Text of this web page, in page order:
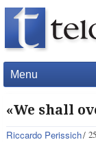
Menu
«We shall
Riccardo Perissich